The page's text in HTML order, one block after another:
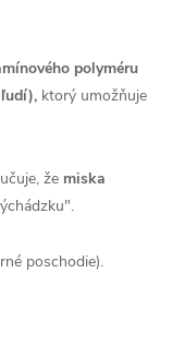
polyméru
ktorý umožňuje
že miska
poschodie).